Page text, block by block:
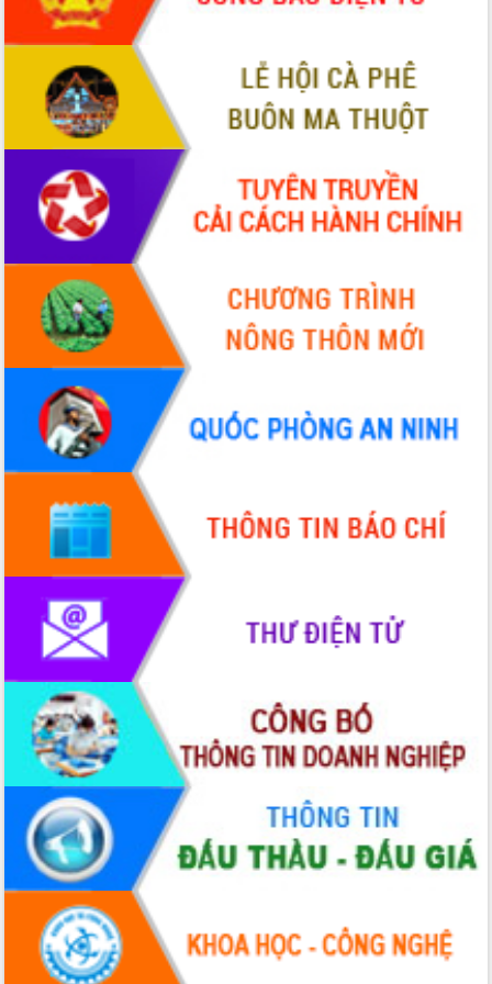
tiến đầu tư tỉnh
Ngành cá ngừ Đắk Lắk chủ động thích
ứng để giữ vững thị trường xuất khẩu
Diễn đàn Kinh tế tư nhân Việt Nam đột
phá cơ chế - Hợp tác công tư
Đề án 06 tạo bước ngoặt đột phá trong
cải cách hành chính tỉnh Đắk Lắk
Kết nối tour, đẩy mạnh chuyển đổi số
để phát triển du lịch Đắk Lắk
Khởi động Dự án Đầu tư xây dựng hạ
tầng kỹ thuật Cụm công nghiệp Tân
Gặp mặt các cơ quan báo chí nhân Kỷ
niệm 101 năm Ngày Báo chí Cách
mạng Việt Nam
Đắk Lắk sơ kết 4 năm triển khai thực
hiện Đề án 06 của Chính phủ
Họp báo thông tin về Hội nghị Công bố
Quy hoạch và Xúc tiến đầu tư tỉnh Đắk
Lắk
Khơi thông điểm nghẽn, đẩy nhanh
giải ngân vốn khắc phục thiên tai
HĐND tỉnh thông qua điều chỉnh Quy
hoạch tỉnh thời kỳ 2021-2030
Hội thảo góp ý hồ sơ điều chỉnh quy
hoạch tỉnh Đắk Lắk thời kỳ 2021-2030,
tầm nhìn đến năm 2050
Nâng cao hiệu quả hoạt động của các
doanh nghiệp nhà nước
Hội nghị triển khai kết nối mạng
truyền số liệu chuyên dùng phục vụ cơ
quan Đảng, Nhà nước
Lễ phát động chuỗi hoạt động chung
tay làm sạch môi trường
Xã Ea Kar bước chuyển mình trong
công tác cải cách hành chính mô hình
mới
UBND tỉnh họp báo định kỳ tháng 4
năm 2026
Hội thảo khoa học “Giải pháp thúc đẩy
phát triển nền kinh tế xanh tại tỉnh